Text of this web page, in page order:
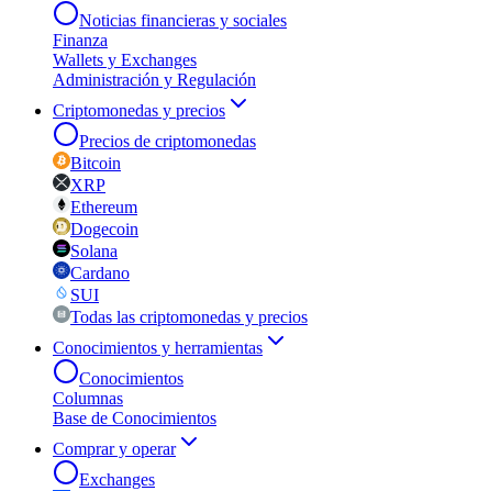
Noticias financieras y sociales
Finanza
Wallets y Exchanges
Administración y Regulación
Criptomonedas y precios
Precios de criptomonedas
Bitcoin
XRP
Ethereum
Dogecoin
Solana
Cardano
SUI
Todas las criptomonedas y precios
Conocimientos y herramientas
Conocimientos
Columnas
Base de Conocimientos
Comprar y operar
Exchanges